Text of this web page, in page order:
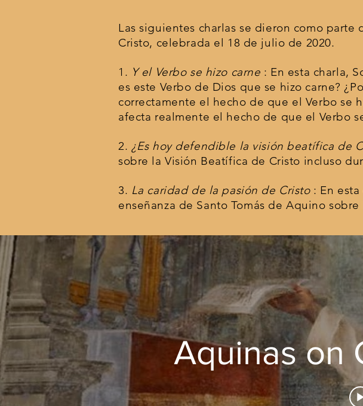
Las siguientes charlas se dieron como parte
Cristo, celebrada el 18 de julio de 2020.
1. Y el Verbo se hizo carne : En esta charla,
es este Verbo de Dios que se hizo carne?
correctamente el hecho de que el Verbo se
afecta realmente el hecho de que el Verbo
2. ¿Es hoy defendible la visión beatífica de
sobre la Visión Beatífica de Cristo incluso
3. La caridad de la pasión de Cristo: En esta
enseñanza de Santo Tomás de Aquino
Aquinas on